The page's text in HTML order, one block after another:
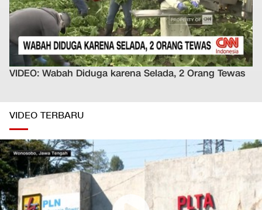
VIDEO: Wabah Diduga karena Selada, 2 Orang Tewas
VIDEO TERBARU